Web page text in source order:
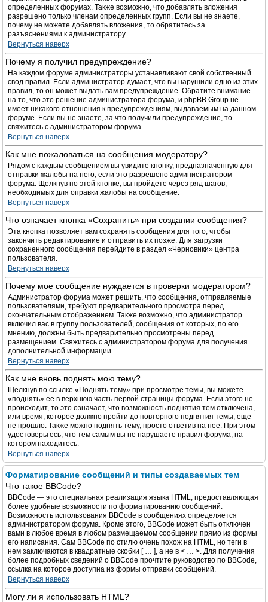
определенных форумах. Также возможно, что добавлять вложения
разрешено только членам определенных групп. Если вы не знаете,
почему не можете добавлять вложения, то обратитесь за
разъяснениями к администратору.
Вернуться наверх
Почему я получил предупреждение?
На каждом форуме администраторы устанавливают свой собственный
свод правил. Если администратор думает, что вы нарушили одно из этих
правил, то он может выдать вам предупреждение. Обратите внимание
на то, что это решение администратора форума, и phpBB Group не
имеет никакого отношения к предупреждениям, выдаваемым на данном
форуме. Если вы не знаете, за что получили предупреждение, то
свяжитесь с администратором форума.
Вернуться наверх
Как мне пожаловаться на сообщения модератору?
Рядом с каждым сообщением вы увидите кнопку, предназначенную для
отправки жалобы на него, если это разрешено администратором
форума. Щелкнув по этой кнопке, вы пройдете через ряд шагов,
необходимых для оправки жалобы на сообщение.
Вернуться наверх
Что означает кнопка «Сохранить» при создании сообщения?
Эта кнопка позволяет вам сохранять сообщения для того, чтобы
закончить редактирование и отправить их позже. Для загрузки
сохраненного сообщения перейдите в раздел «Черновики» центра
пользователя.
Вернуться наверх
Почему мое сообщение нуждается в проверки модератором?
Администратор форума может решить, что сообщения, отправляемые
пользователями, требуют предварительного просмотра перед
окончательным отображением. Также возможно, что администратор
включил вас в группу пользователей, сообщения от которых, по его
мнению, должны быть предварительно просмотрены перед
размещением. Свяжитесь с администратором форума для получения
дополнительной информации.
Вернуться наверх
Как мне вновь поднять мою тему?
Щелкнув по ссылке «Поднять тему» при просмотре темы, вы можете
«поднять» ее в верхнюю часть первой страницы форума. Если этого не
происходит, то это означает, что возможность поднятия тем отключена,
или время, которое должно пройти до повторного поднятия темы, еще
не прошло. Также можно поднять тему, просто ответив на нее. При этом
удостоверьтесь, что тем самым вы не нарушаете правил форума, на
котором находитесь.
Вернуться наверх
Форматирование сообщений и типы создаваемых тем
Что такое BBCode?
BBCode — это специальная реализация языка HTML, предоставляющая
более удобные возможности по форматированию сообщений.
Возможность использования BBCode в сообщениях определяется
администратором форума. Кроме этого, BBCode может быть отключен
вами в любое время в любом размещаемом сообщении прямо из формы
его написания. Сам BBCode по стилю очень похож на HTML, но теги в
нем заключаются в квадратные скобки [ … ], а не в < … >. Для получения
более подробных сведений о BBCode прочтите руководство по BBCode,
ссылка на которое доступна из формы отправки сообщений.
Вернуться наверх
Могу ли я использовать HTML?